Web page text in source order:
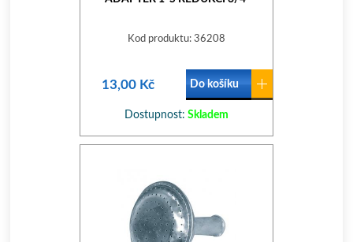
Kod produktu: 36208
13,00 Kč Do košíku
Dostupnost: Skladem